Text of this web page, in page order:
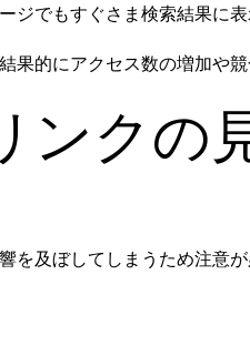
でもすぐさま検索結果に表
的にアクセス数の増加や
ンクの
を及ぼしてしまうため注意が